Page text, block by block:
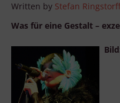
Written by Stefan Ringstorff
Was für eine Gestalt –